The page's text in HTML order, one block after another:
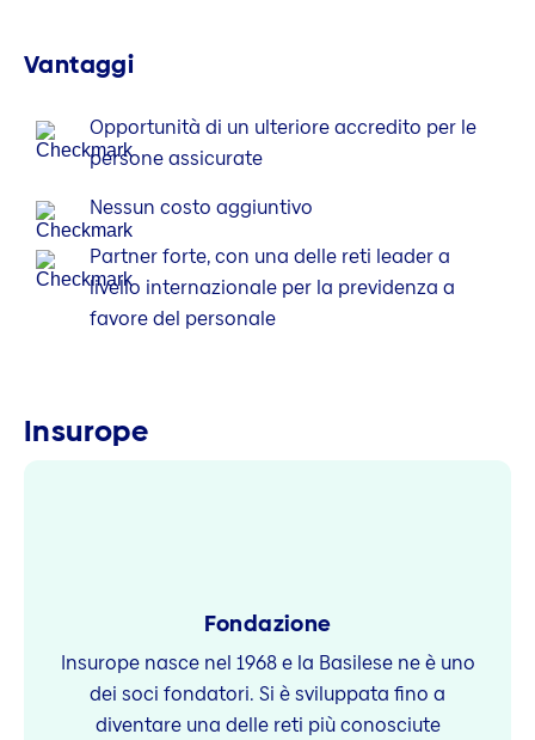
Vantaggi
Opportunità di un ulteriore accredito per le
persone assicurate
Nessun costo aggiuntivo
Partner forte, con una delle reti leader a
livello internazionale per la previdenza a
favore del personale
Insurope
Fondazione
Insurope nasce nel 1968 e la Basilese ne è uno
dei soci fondatori. Si è sviluppata fino a
diventare una delle reti più conosciute